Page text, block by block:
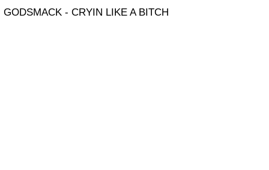
GODSMACK - CRYIN LIKE A BITCH